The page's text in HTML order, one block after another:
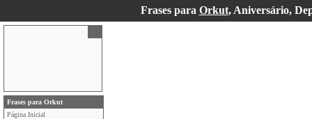
Frases para Orkut, Aniversário,
Frases para Orkut
Página Inicial